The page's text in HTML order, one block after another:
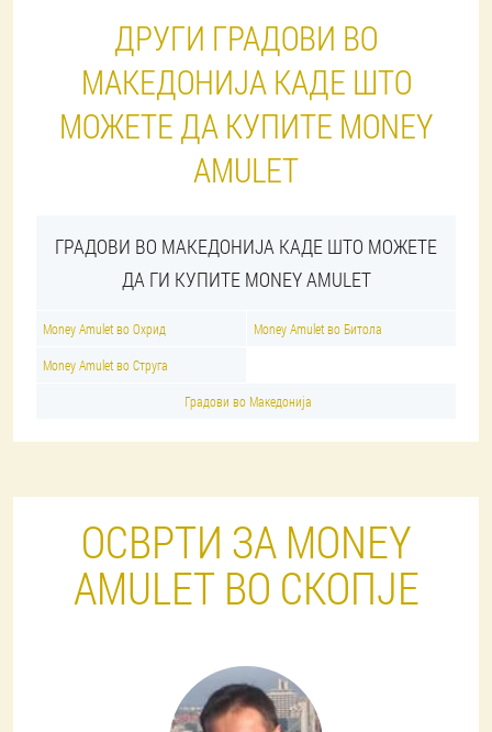
ДРУГИ ГРАДОВИ ВО
МАКЕДОНИЈА КАДЕ ШТО
МОЖЕТЕ ДА КУПИТЕ MONEY
AMULET
ГРАДОВИ ВО МАКЕДОНИЈА КАДЕ ШТО МОЖЕТЕ
ДА ГИ КУПИТЕ MONEY AMULET
Money Amulet во Охрид Money Amulet во Битола
Money Amulet во Струга
Градови во Македонија
ОСВРТИ ЗА MONEY
AMULET ВО СКОПЈЕ